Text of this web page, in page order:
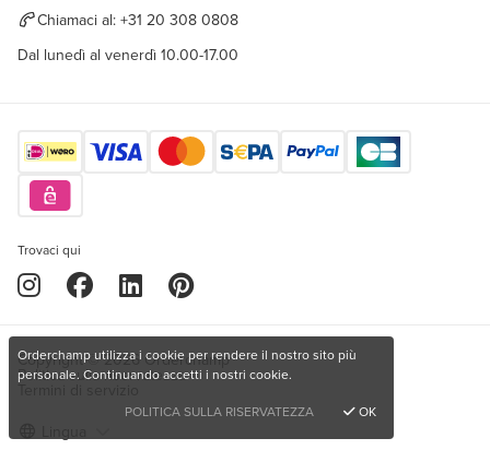
Chiamaci al: +31 20 308 0808
Dal lunedì al venerdì 10.00-17.00
Trovaci qui
Copyright © 2026 Orderchamp
Politica sulla riservatezza
Orderchamp utilizza i cookie per rendere il nostro sito più
personale. Continuando accetti i nostri cookie.
POLITICA SULLA RISERVATEZZA
OK